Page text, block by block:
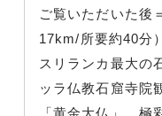
ご覧いただいた後
17km/所要約40分）
スリランカ最大の
ッラ仏教石窟寺院
「黄金大仏」、